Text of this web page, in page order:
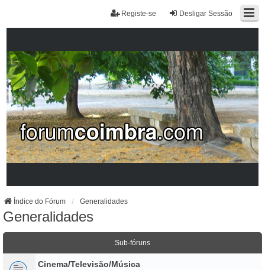
Desligar Sessão
Registe-se
Índice do Fórum Generalidades
Generalidades
Sub-fóruns
Cinema/Televisão/Música